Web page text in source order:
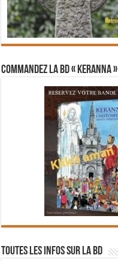
Commandez la BD « Keranna »
Toutes les infos sur la BD